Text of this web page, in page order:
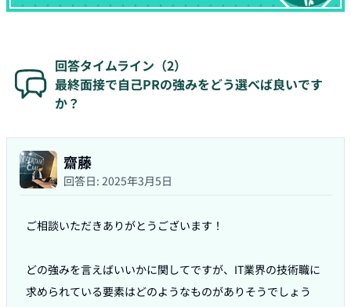
回答タイムライン（2）
最終面接で自己PRの強みをどう選べば良いです
か？
齋藤
回答日: 2025年3月5日
ご相談いただきありがとうございます！
どの強みを言えばいいかに関してですが、IT業界の技術職に
求められている要素はどのようなものがありそうでしょう